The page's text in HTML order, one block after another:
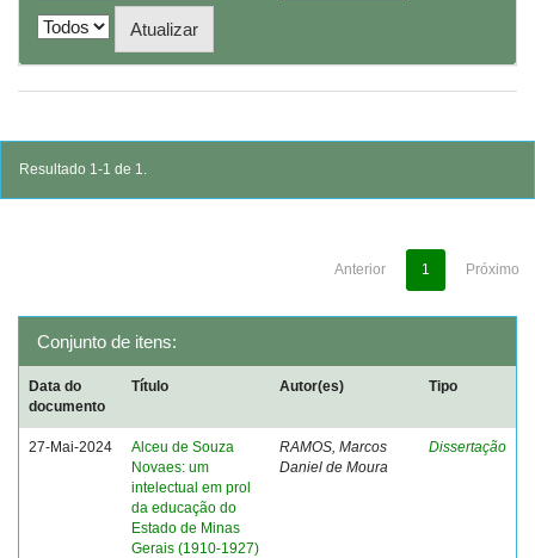
Resultado 1-1 de 1.
Anterior 1 Próximo
Conjunto de itens:
Data do
documento
Título Autor(es) Tipo
27-Mai-2024
Alceu de Souza
Novaes: um
intelectual em prol
da educação do
Estado de Minas
Gerais (1910-1927)
RAMOS, Marcos
Daniel de Moura
Dissertação